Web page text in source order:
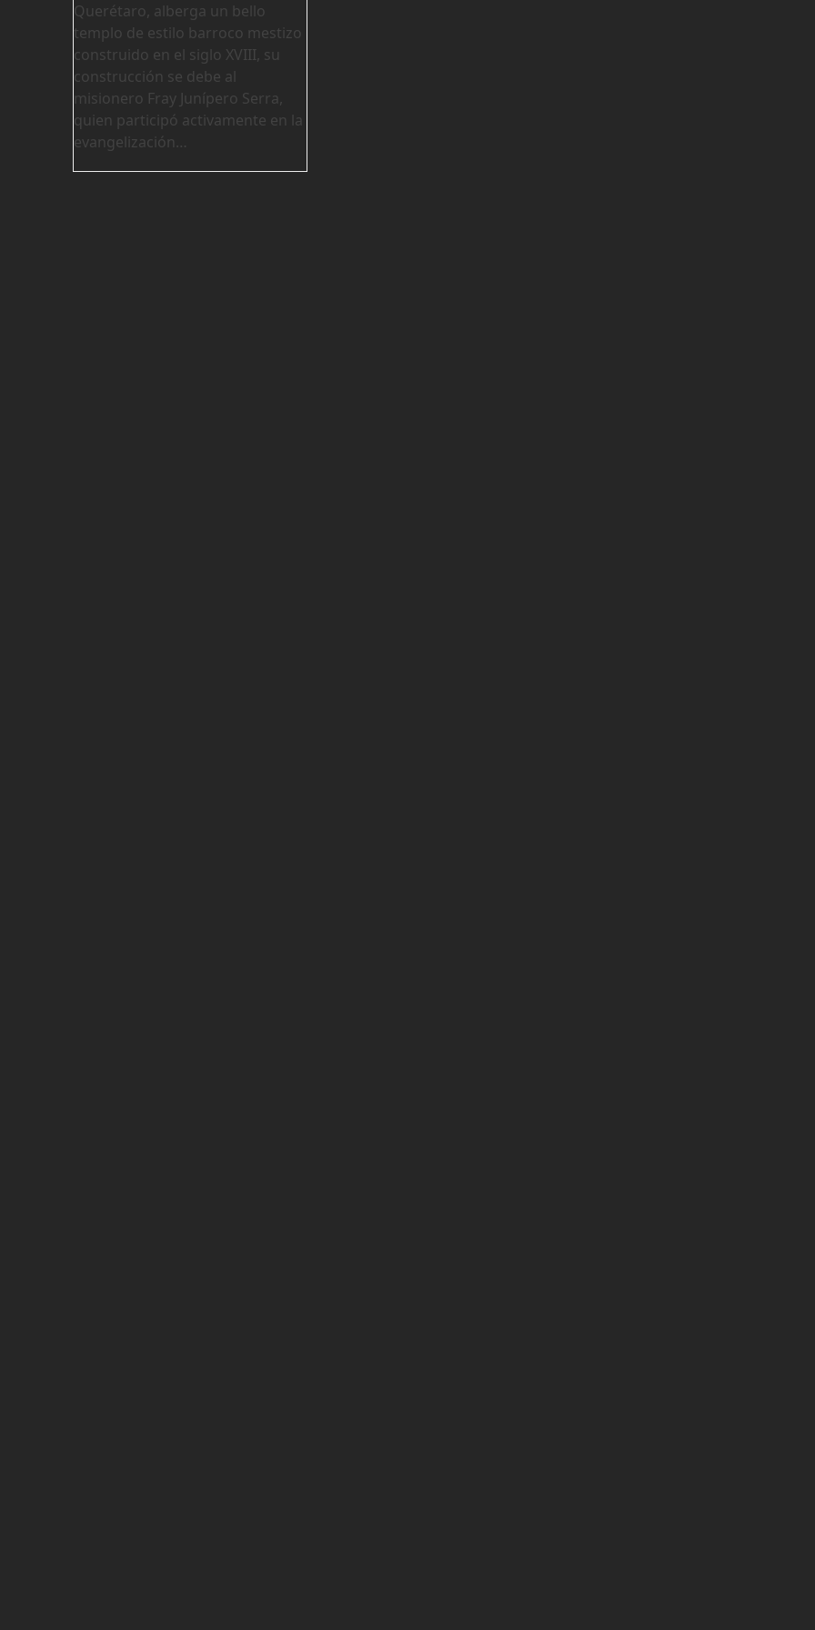
Querétaro, alberga un bello
templo de estilo barroco mestizo
construido en el siglo XVIII, su
construcción se debe al
misionero Fray Junípero Serra,
quien participó activamente en la
evangelización…